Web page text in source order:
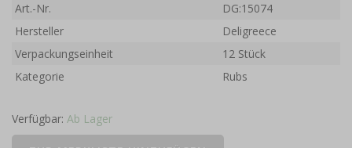
Art.-Nr.
DG:15074
Hersteller
Deligreece
Verpackungseinheit
12 Stück
Kategorie
Rubs
Verfügbar: Ab Lager